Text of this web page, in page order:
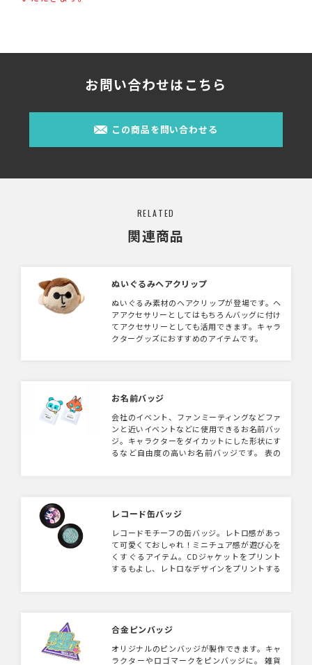
お問い合わせはこちら
この商品を問い合わせる
RELATED
関連商品
ぬいぐるみヘアクリップ
ぬいぐるみ素材のヘアクリップが登場です。ヘ
アアクセサリーとしてはもちろんバッグに付け
てアクセサリーとしても活用できます。キャラ
クターグッズにおすすめのアイテムです。
お名前バッジ
会社のイベント、ファンミーティングなどファ
ンと近いイベントなどに使用できるお名前バッ
ジ。キャラクターをダイカットにした形状にす
るなど自由度の高いお名前バッジです。 表の
レコード缶バッジ
レコードモチーフの缶バッジ。レトロ感があっ
て可愛くておしゃれ！ミニチュア感が遊び心を
くすぐるアイテム。CDジャケットをプリント
するもよし、レトロなデザインをプリントする
合金ピンバッジ
オリジナルのピンバッジが製作できます。キャ
ラクターやロゴマークをピンバッジに。 雑貨